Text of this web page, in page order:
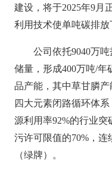
建设，将于2025年9月
利用技术使单吨碳排放
公司依托9040万
储量，形成400万吨/年
品产能，其中草甘膦
四大元素闭路循环体
源利用率92%的行业
污许可限值的70%，
（绿牌）。